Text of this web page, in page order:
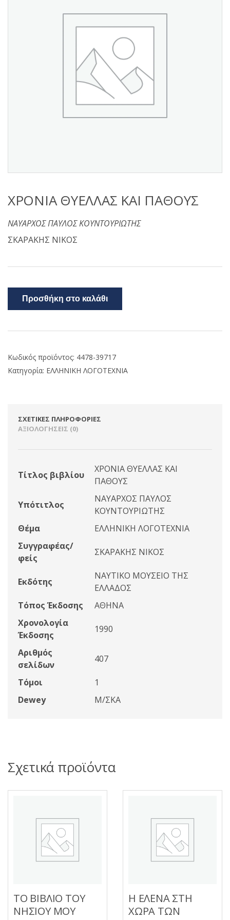
ΧΡΟΝΙΑ ΘΥΕΛΛΑΣ ΚΑΙ ΠΑΘΟΥΣ
ΝΑΥΑΡΧΟΣ ΠΑΥΛΟΣ ΚΟΥΝΤΟΥΡΙΩΤΗΣ
ΣΚΑΡΑΚΗΣ ΝΙΚΟΣ
Προσθήκη στο καλάθι
Κωδικός προϊόντος: 4478-39717
Κατηγορία: ΕΛΛΗΝΙΚΗ ΛΟΓΟΤΕΧΝΙΑ
ΣΧΕΤΙΚΈΣ ΠΛΗΡΟΦΟΡΊΕΣ
ΑΞΙΟΛΟΓΉΣΕΙΣ (0)
Τίτλος βιβλίου
ΧΡΟΝΙΑ ΘΥΕΛΛΑΣ ΚΑΙ
ΠΑΘΟΥΣ
Υπότιτλος
ΝΑΥΑΡΧΟΣ ΠΑΥΛΟΣ
ΚΟΥΝΤΟΥΡΙΩΤΗΣ
Θέμα
ΕΛΛΗΝΙΚΗ ΛΟΓΟΤΕΧΝΙΑ
Συγγραφέας/
φείς
ΣΚΑΡΑΚΗΣ ΝΙΚΟΣ
Εκδότης
ΝΑΥΤΙΚΟ ΜΟΥΣΕΙΟ ΤΗΣ
ΕΛΛΑΔΟΣ
Τόπος Έκδοσης
ΑΘΗΝΑ
Χρονολογία
Έκδοσης
1990
Αριθμός
σελίδων
407
Τόμοι
1
Dewey
Μ/ΣΚΑ
Σχετικά προϊόντα
ΤΟ ΒΙΒΛΙΟ ΤΟΥ
ΝΗΣΙΟΥ ΜΟΥ
Η ΕΛΕΝΑ ΣΤΗ
ΧΩΡΑ ΤΩΝ